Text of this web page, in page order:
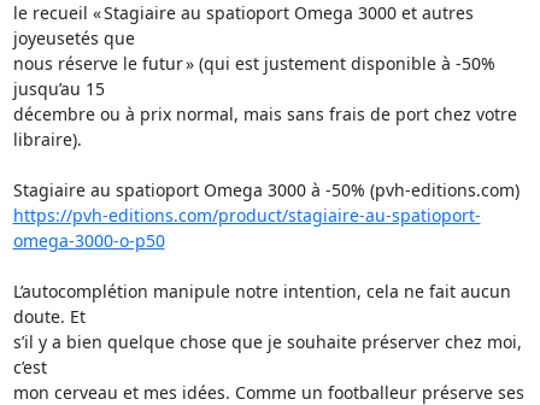
le recueil « Stagiaire au spatioport Omega 3000 et autres
joyeusetés que
nous réserve le futur » (qui est justement disponible à -50%
jusqu’au 15
décembre ou à prix normal, mais sans frais de port chez votre
libraire).
Stagiaire au spatioport Omega 3000 à -50% (pvh-editions.com)
https://pvh-editions.com/product/stagiaire-au-spatioport-
omega-3000-o-p50
L’autocomplétion manipule notre intention, cela ne fait aucun
doute. Et
s’il y a bien quelque chose que je souhaite préserver chez moi,
c’est
mon cerveau et mes idées. Comme un footballeur préserve ses